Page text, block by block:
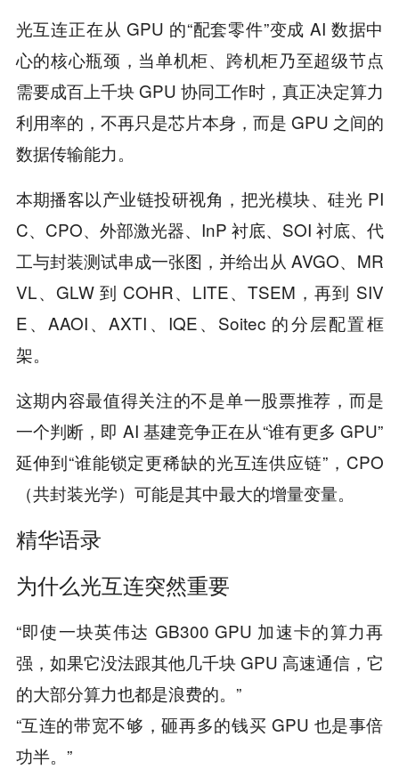
光互连正在从 GPU 的“配套零件”变成 AI 数据中
心的核心瓶颈，当单机柜、跨机柜乃至超级节点
需要成百上千块 GPU 协同工作时，真正决定算力
利用率的，不再只是芯片本身，而是 GPU 之间的
数据传输能力。
本期播客以产业链投研视角，把光模块、硅光 PI
C、CPO、外部激光器、InP 衬底、SOI 衬底、代
工与封装测试串成一张图，并给出从 AVGO、MR
VL、GLW 到 COHR、LITE、TSEM，再到 SIV
E、AAOI、AXTI、IQE、Soitec 的分层配置框
架。
这期内容最值得关注的不是单一股票推荐，而是
一个判断，即 AI 基建竞争正在从“谁有更多 GPU”
延伸到“谁能锁定更稀缺的光互连供应链”，CPO
（共封装光学）可能是其中最大的增量变量。
精华语录
为什么光互连突然重要
“即使一块英伟达 GB300 GPU 加速卡的算力再
强，如果它没法跟其他几千块 GPU 高速通信，它
的大部分算力也都是浪费的。”
“互连的带宽不够，砸再多的钱买 GPU 也是事倍
功半。”